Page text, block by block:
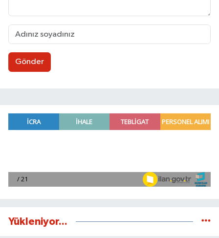
Gönder
Yükleniyor...